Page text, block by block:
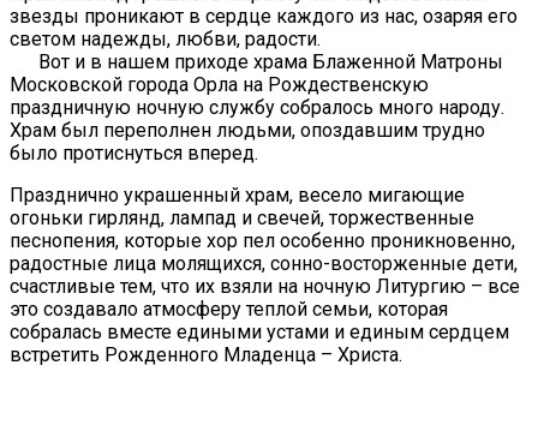
звезды проникают в сердце каждого из нас, озаряя его
светом надежды, любви, радости.
Вот и в нашем приходе храма Блаженной Матроны
Московской города Орла на Рождественскую
праздничную ночную службу собралось много народу.
Храм был переполнен людьми, опоздавшим трудно
было протиснуться вперед.
Празднично украшенный храм, весело мигающие
огоньки гирлянд, лампад и свечей, торжественные
песнопения, которые хор пел особенно проникновенно,
радостные лица молящихся, сонно-восторженные дети,
счастливые тем, что их взяли на ночную Литургию – все
это создавало атмосферу теплой семьи, которая
собралась вместе едиными устами и единым сердцем
встретить Рожденного Младенца – Христа.